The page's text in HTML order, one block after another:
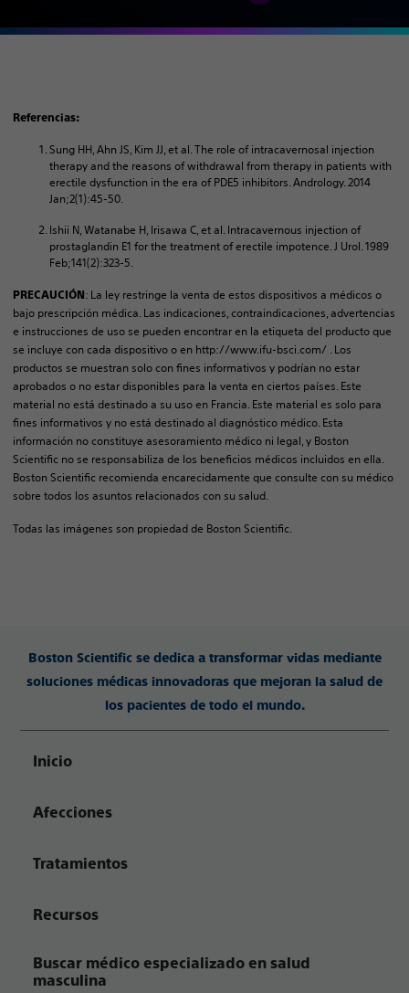
Referencias:
Sung HH, Ahn JS, Kim JJ, et al. The role of intracavernosal injection
therapy and the reasons of withdrawal from therapy in patients with
erectile dysfunction in the era of PDE5 inhibitors. Andrology. 2014
Jan;2(1):45-50.
Ishii N, Watanabe H, Irisawa C, et al. Intracavernous injection of
prostaglandin E1 for the treatment of erectile impotence. J Urol. 1989
Feb;141(2):323-5.
PRECAUCIÓN : La ley restringe la venta de estos dispositivos a médicos o
bajo prescripción médica. Las indicaciones, contraindicaciones, advertencias
e instrucciones de uso se pueden encontrar en la etiqueta del producto que
se incluye con cada dispositivo o en http://www.ifu-bsci.com/ . Los
productos se muestran solo con fines informativos y podrían no estar
aprobados o no estar disponibles para la venta en ciertos países. Este
material no está destinado a su uso en Francia. Este material es solo para
fines informativos y no está destinado al diagnóstico médico. Esta
información no constituye asesoramiento médico ni legal, y Boston
Scientific no se responsabiliza de los beneficios médicos incluidos en ella.
Boston Scientific recomienda encarecidamente que consulte con su médico
sobre todos los asuntos relacionados con su salud.
Todas las imágenes son propiedad de Boston Scientific.
Boston Scientific se dedica a transformar vidas mediante
soluciones médicas innovadoras que mejoran la salud de
los pacientes de todo el mundo.
Inicio
Afecciones
Tratamientos
Recursos
Buscar médico especializado en salud
masculina